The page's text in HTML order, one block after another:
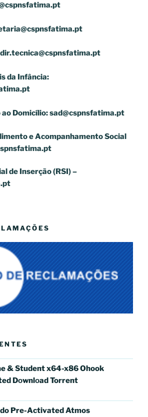
dir.tecnica@cspnsfatima.pt
da Infância:
Domicílio:sad@cspnsfatima.pt
e Acompanhamento Social
de Inserção (RSI) –
& Student x64-x86 Ohook
Dоwnlоad Torrent
Pre-Activated Atmos